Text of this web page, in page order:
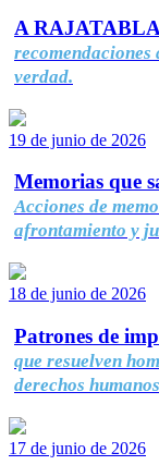
A
verdad.
19 de junio de 2026
Memorias que
Acciones de
afrontamiento y
18 de junio de 2026
Patrones de
que resuelven
derechos
17 de junio de 2026